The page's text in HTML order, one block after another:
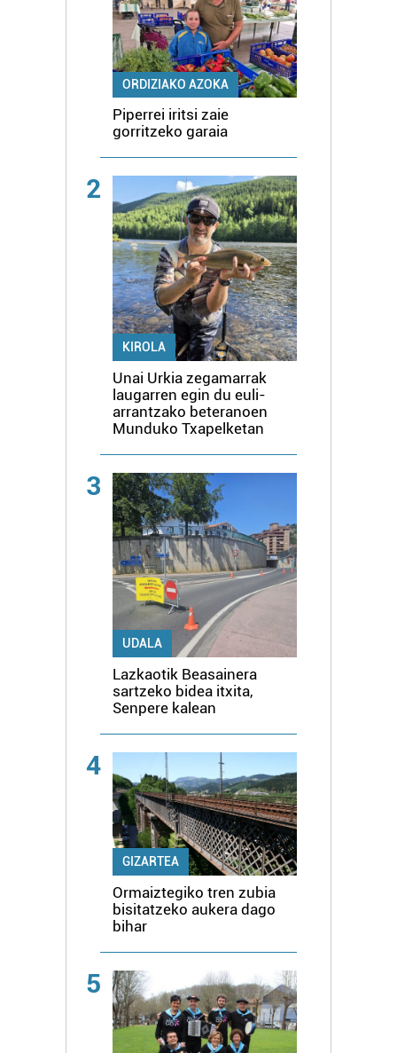
ORDIZIAKO AZOKA
Piperrei iritsi zaie
gorritzeko garaia
2
KIROLA
Unai Urkia zegamarrak
laugarren egin du euli-
arrantzako beteranoen
Munduko Txapelketan
3
UDALA
Lazkaotik Beasainera
sartzeko bidea itxita,
Senpere kalean
4
GIZARTEA
Ormaiztegiko tren zubia
bisitatzeko aukera dago
bihar
5